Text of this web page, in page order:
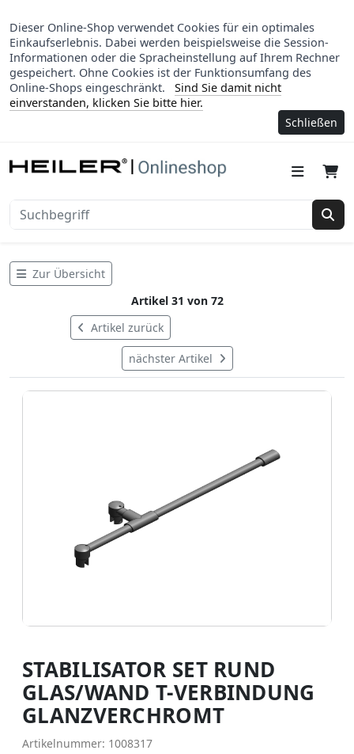
Dieser Online-Shop verwendet Cookies für ein optimales
Einkaufserlebnis. Dabei werden beispielsweise die Session-
Informationen oder die Spracheinstellung auf Ihrem Rechner
gespeichert. Ohne Cookies ist der Funktionsumfang des
Online-Shops eingeschränkt.
Sind Sie damit nicht
einverstanden, klicken Sie bitte hier.
Schließen
Zur Übersicht
Artikel zurück
Artikel 31 von 72
nächster Artikel
STABILISATOR SET RUND
GLAS/WAND T-VERBINDUNG
GLANZVERCHROMT
Artikelnummer: 1008317